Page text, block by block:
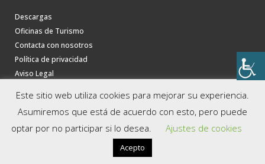
Descargas
Oficinas de Turismo
Contacta con nosotros
Política de privacidad
Aviso Legal
Este sitio web utiliza cookies para mejorar su experiencia.
Asumiremos que está de acuerdo con esto, pero puede
optar por no participar si lo desea.
Ajustes de cookies
Acepto